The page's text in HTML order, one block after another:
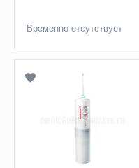
Временно отсутствует